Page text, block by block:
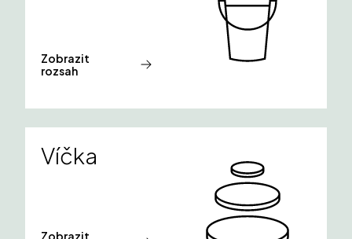
Zobrazit
rozsah
Víčka
Zobrazit